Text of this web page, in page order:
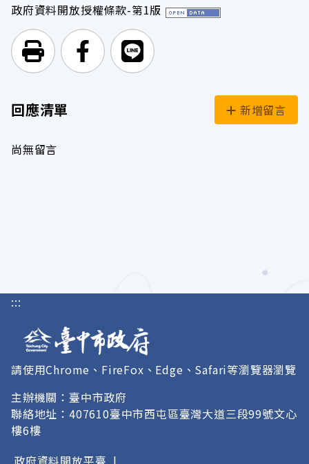
政府資料開放授權條款-第1版
列印頁面前往Facebook
前往Line
回應清單 新增留言
尚無留言
:::
請使用Chrome、FireFox、Edge、Safari等瀏覽器瀏覽
主辦機關：臺中市政府
聯絡地址：407610臺中市西屯區臺灣大道三段99號文心
樓6樓
政府資料開放平臺 |